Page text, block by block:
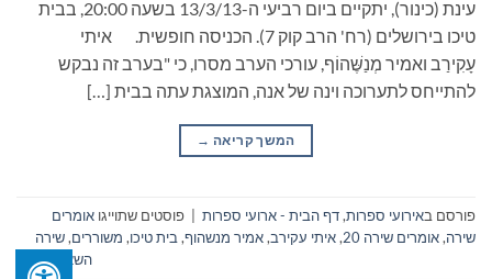
עינת (כינור), יתקיים ביום רביעי ה-13/3/13 בשעה 20:00, בבית
טיכו בירושלים (רח' הרב קוק 7). הכניסה חופשית. איתי
עָקִירַב ואמיר מְנַשֶּׁהוֹף, עורכי הערב מסרו, כי "בערב זה נבקש
להתייחס לתערוכה וינה של אנה, המוצגת עתה בבית […]
המשך קריאה →
פורסם באירועי ספרות,דף הבית - ארועי ספרות פוסטים שתוייגו אומרים
שירה,אומרים שירה 20 ,איתי עקירב,אמיר מנשהוף, בית טיכו, משוררים,שירה
השאר תגובה